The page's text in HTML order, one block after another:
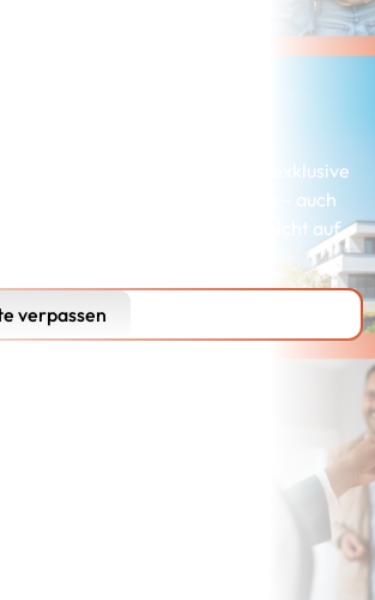
erhalten Kunden exklusive
zu ihren Wünschen passen – auch
aus Gründen der Diskretion nicht auf
verpassen